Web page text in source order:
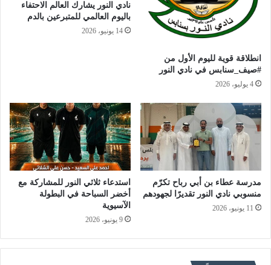
انطلاقة قوية لليوم الأول من
#صيف_سنابس في نادي النور
4 يوليو، 2026
نادي النور يشارك العالم الاحتفاء
باليوم العالمي للمتبرعين بالدم
14 يونيو، 2026
مدرسة عطاء بن أبي رباح تكرّم
منسوبي نادي النور تقديرًا لجهودهم
11 يونيو، 2026
استدعاء ثلاثي النور للمشاركة مع
أخضر السباحة في البطولة
الآسيوية
9 يونيو، 2026